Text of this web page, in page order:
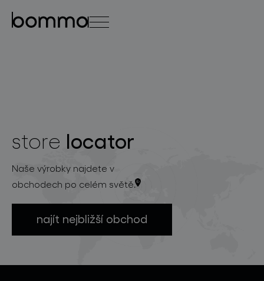
kolekce svítidel
store locator
Naše výrobky najdete v
obchodech po celém světě.
najít nejbližší obchod